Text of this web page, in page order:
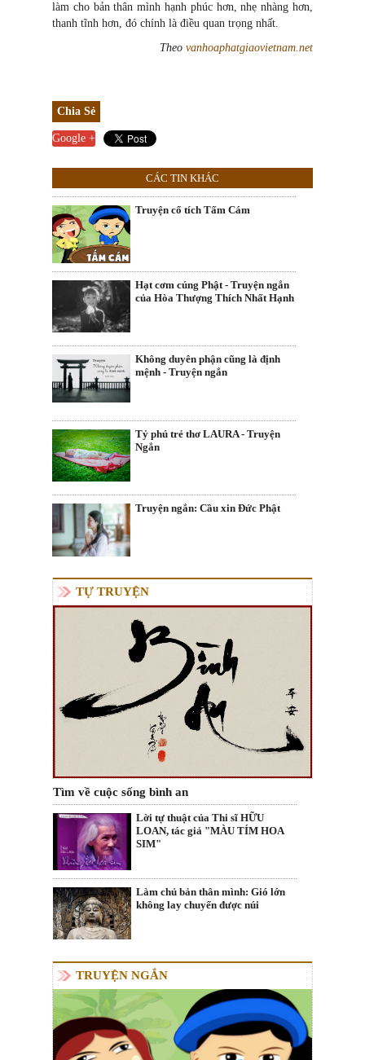
làm cho bản thân mình hạnh phúc hơn, nhẹ nhàng hơn,
thanh tĩnh hơn, đó chính là điều quan trọng nhất.
Theo vanhoaphatgiaovietnam.net
Chia Sẻ
Google +
CÁC TIN KHÁC
Truyện cổ tích Tấm Cám
Hạt cơm cúng Phật - Truyện ngắn
của Hòa Thượng Thích Nhất Hạnh
Không duyên phận cũng là định
mệnh - Truyện ngắn
Tỷ phú trẻ thơ LAURA - Truyện
Ngắn
Truyện ngắn: Cầu xin Đức Phật
TỰ TRUYỆN
Tìm về cuộc sống bình an
Lời tự thuật của Thi sĩ HỮU
LOAN, tác giả "MÀU TÍM HOA
SIM"
Làm chủ bản thân mình: Gió lớn
không lay chuyển được núi
TRUYỆN NGẮN